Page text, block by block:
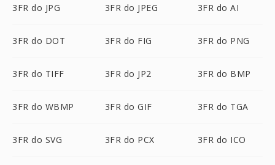
3FR do JPG 3FR do JPEG 3FR do AI
3FR do DOT 3FR do FIG 3FR do PNG
3FR do TIFF 3FR do JP2 3FR do BMP
3FR do WBMP 3FR do GIF 3FR do TGA
3FR do SVG 3FR do PCX 3FR do ICO